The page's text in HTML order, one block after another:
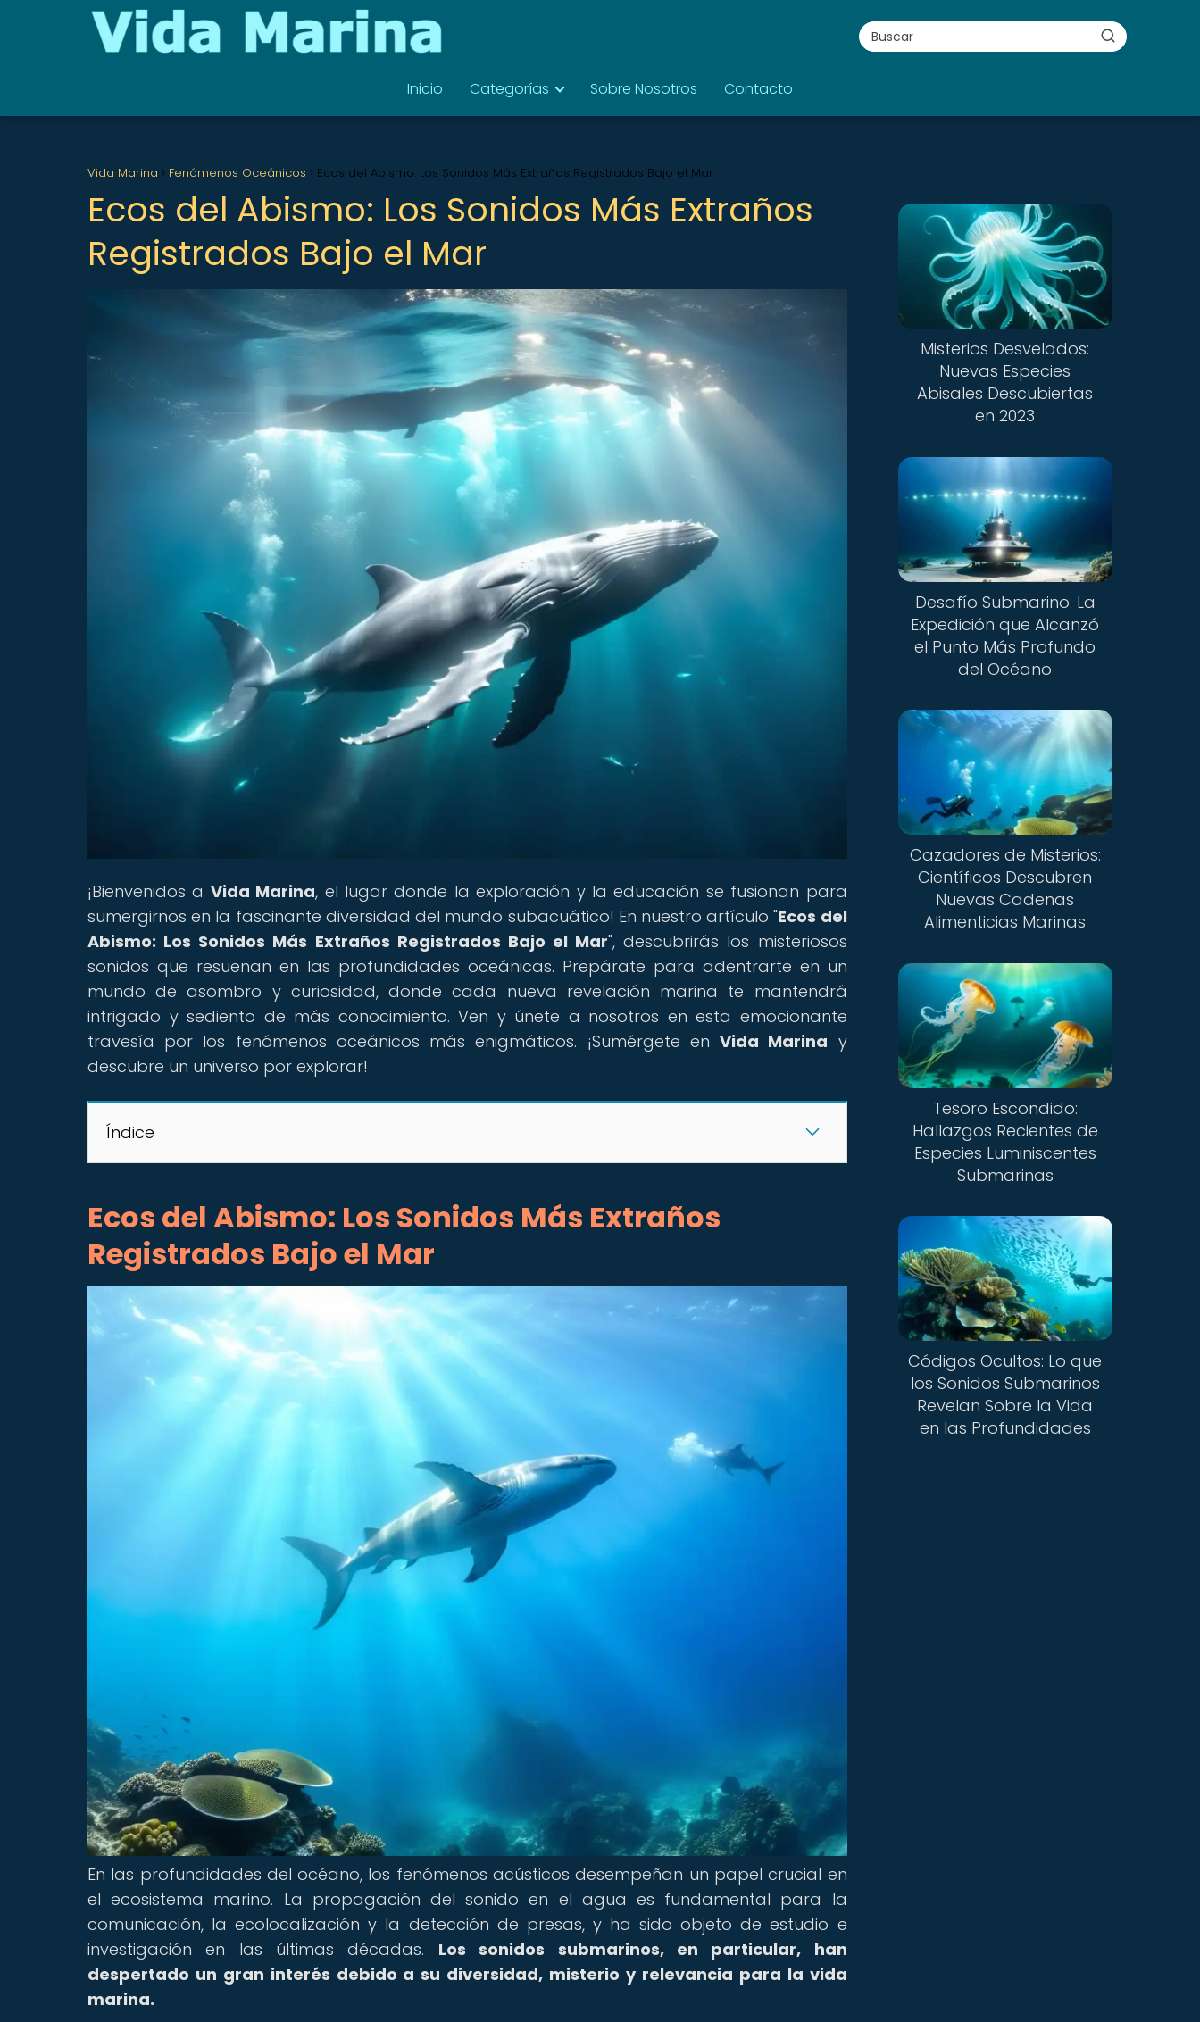
Inicio Categorías Sobre Nosotros Contacto
Vida Marina Fenómenos Oceánicos Ecos del Abismo: Los Sonidos Más Extraños Registrados Bajo el Mar
Ecos del Abismo: Los Sonidos Más Extraños
Registrados Bajo el Mar
¡Bienvenidos a Vida Marina, el lugar donde la exploración y la educación se fusionan para
sumergirnos en la fascinante diversidad del mundo subacuático! En nuestro artículo "Ecos del
Abismo: Los Sonidos Más Extraños Registrados Bajo el Mar", descubrirás los misteriosos
sonidos que resuenan en las profundidades oceánicas. Prepárate para adentrarte en un
mundo de asombro y curiosidad, donde cada nueva revelación marina te mantendrá
intrigado y sediento de más conocimiento. Ven y únete a nosotros en esta emocionante
travesía por los fenómenos oceánicos más enigmáticos. ¡Sumérgete enVida Marina y
descubre un universo por explorar!
Índice
Ecos del Abismo: Los Sonidos Más Extraños
Registrados Bajo el Mar
En las profundidades del océano, los fenómenos acústicos desempeñan un papel crucial en
el ecosistema marino. La propagación del sonido en el agua es fundamental para la
comunicación, la ecolocalización y la detección de presas, y ha sido objeto de estudio e
investigación en las últimas décadas. Los sonidos submarinos, en particular, han
despertado un gran interés debido a su diversidad, misterio y relevancia para la vida
marina.
Misterios Desvelados:
Nuevas Especies
Abisales Descubiertas
en 2023
Desafío Submarino: La
Expedición que Alcanzó
el Punto Más Profundo
del Océano
Cazadores de Misterios:
Científicos Descubren
Nuevas Cadenas
Alimenticias Marinas
Tesoro Escondido:
Hallazgos Recientes de
Especies Luminiscentes
Submarinas
Códigos Ocultos: Lo que
los Sonidos Submarinos
Revelan Sobre la Vida
en las Profundidades